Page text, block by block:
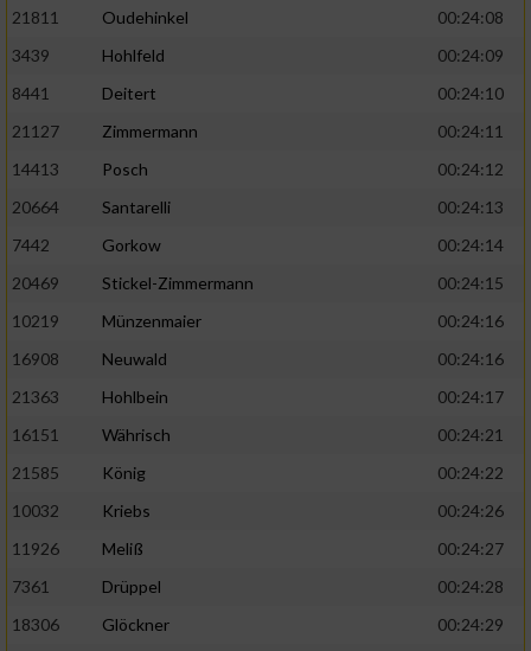
21811 Oudehinkel
00:24:08
3439
Hohlfeld
00:24:09
8441
Deitert
00:24:10
21127
Zimmermann
00:24:11
14413
Posch
00:24:12
20664
Santarelli
00:24:13
7442
Gorkow
00:24:14
20469
Stickel-Zimmermann
00:24:15
10219
Münzenmaier
00:24:16
16908
Neuwald
00:24:16
21363
Hohlbein
00:24:17
16151
Währisch
00:24:21
21585
König
00:24:22
10032
Kriebs
00:24:26
11926
Meliß
00:24:27
7361
Drüppel
00:24:28
18306
Glöckner
00:24:29